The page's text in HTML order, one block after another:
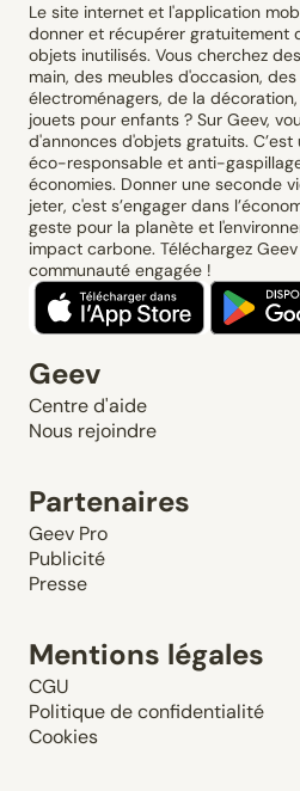
Le site internet et l'application
donner et récupérer gratuitement
objets inutilisés. Vous cherchez
main, des meubles d'occasion,
électroménagers, de la
jouets pour enfants ? Sur Geev,
d'annonces d'objets gratuits.
éco-responsable et anti-
économies. Donner une seconde
jeter, c'est s’engager dans
geste pour la planète et
impact carbone. Téléchargez
communauté engagée !
Geev
Centre d'aide
Nous rejoindre
Partenaires
Geev Pro
Publicité
Presse
Mentions légales
CGU
Politique de confidentialité
Cookies